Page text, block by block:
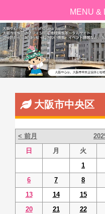
大阪市中央区
< 前月
日
月 火
1
6
7 8
13
14 15
20
21 22